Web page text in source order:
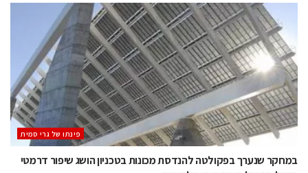
‫פינתו של גרי סמית
במחקר שנערך בפקולטה להנדסת מכונות בטכניון הושג שיפור דרמטי